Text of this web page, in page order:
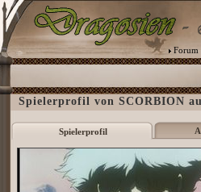
Forum
Spielerprofil von SCORBION
Spielerprofil